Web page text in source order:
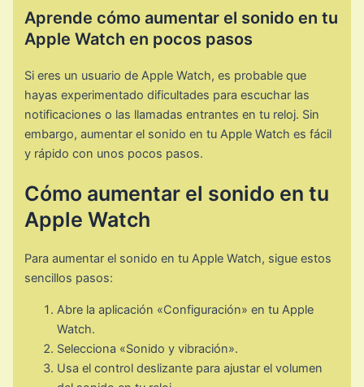
Aprende cómo aumentar el sonido en tu
Apple Watch en pocos pasos
Si eres un usuario de Apple Watch, es probable que
hayas experimentado dificultades para escuchar las
notificaciones o las llamadas entrantes en tu reloj. Sin
embargo, aumentar el sonido en tu Apple Watch es fácil
y rápido con unos pocos pasos.
Cómo aumentar el sonido en tu
Apple Watch
Para aumentar el sonido en tu Apple Watch, sigue estos
sencillos pasos:
Abre la aplicación «Configuración» en tu Apple
Watch.
Selecciona «Sonido y vibración».
Usa el control deslizante para ajustar el volumen